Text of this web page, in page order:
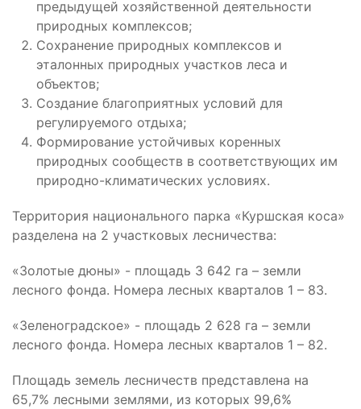
предыдущей хозяйственной деятельности
природных комплексов;
Сохранение природных комплексов и
эталонных природных участков леса и
объектов;
Создание благоприятных условий для
регулируемого отдыха;
Формирование устойчивых коренных
природных сообществ в соответствующих им
природно-климатических условиях.
Территория национального парка «Куршская коса»
разделена на 2 участковых лесничества:
«Золотые дюны» - площадь 3 642 га – земли
лесного фонда. Номера лесных кварталов 1 – 83.
«Зеленоградское» - площадь 2 628 га – земли
лесного фонда. Номера лесных кварталов 1 – 82.
Площадь земель лесничеств представлена на
65,7% лесными землями, из которых 99,6%